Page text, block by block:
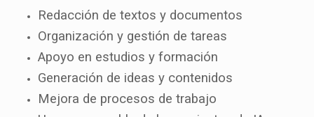
Redacción de textos y documentos
Organización y gestión de tareas
Apoyo en estudios y formación
Generación de ideas y contenidos
Mejora de procesos de trabajo